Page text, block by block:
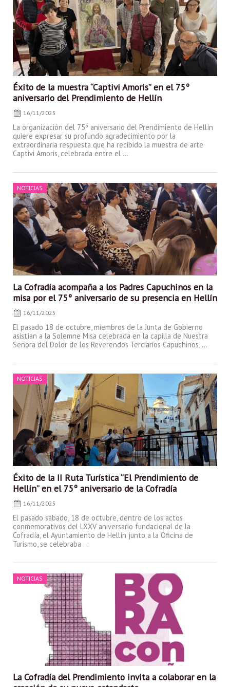
Éxito de la muestra “Captivi Amoris” en el 75º
aniversario del Prendimiento de Hellín
16/11/2025
La organización del 75º aniversario del Prendimiento de Hellín
quiere expresar su profundo agradecimiento por la
extraordinaria respuesta que ha recibido la muestra de arte
Captivi Amoris, celebrada entre el ...
NOTICIAS
La Cofradía acompaña a los Padres Capuchinos en la
misa por el 75º aniversario de su presencia en Hellín
Posted
on
16/11/2025
El pasado 18 de octubre, miembros de la Junta de Gobierno
asistían a la Solemne Misa celebrada en la capilla de Nuestra
Señora del Dolor de los Reverendos Terciarios Capuchinos, ...
NOTICIAS
Éxito de la II Ruta Turística “El Prendimiento de
Hellín” en el 75º aniversario de la Cofradía
Posted
on
16/11/2025
El pasado sábado, 18 de octubre, dentro de los actos
conmemorativos del LXXV aniversario fundacional de la
Cofradía, el Ayuntamiento de Hellín junto a la Oficina de
Turismo, se celebraba ...
NOTICIAS
La Cofradía del Prendimiento invita a colaborar en la
Posted